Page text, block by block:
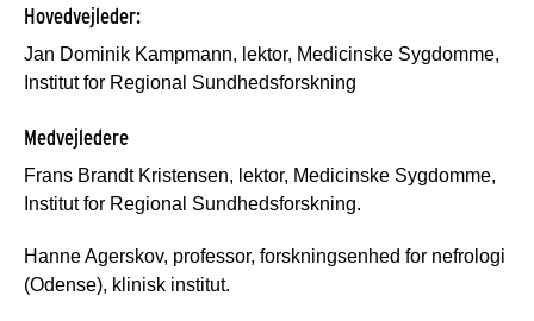
Hovedvejleder:
Jan Dominik Kampmann, lektor, Medicinske Sygdomme,
Institut for Regional Sundhedsforskning
Medvejledere
Frans Brandt Kristensen, lektor, Medicinske Sygdomme,
Institut for Regional Sundhedsforskning.
Hanne Agerskov, professor, forskningsenhed for nefrologi
(Odense), klinisk institut.